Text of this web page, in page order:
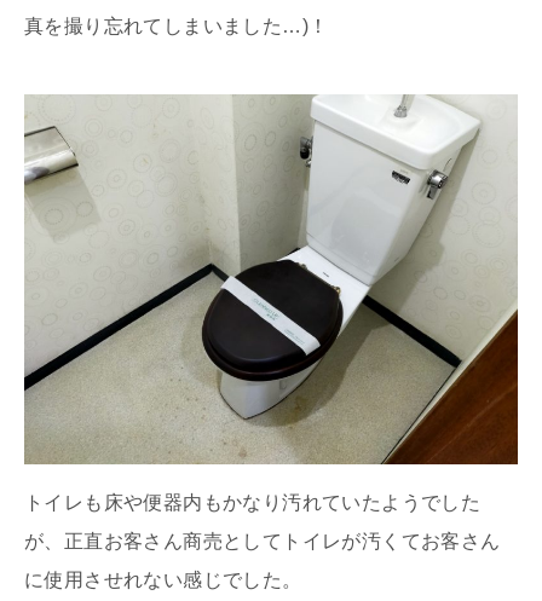
真を撮り忘れてしまいました…)！
トイレも床や便器内もかなり汚れていたようでした
が、正直お客さん商売としてトイレが汚くてお客さん
に使用させれない感じでした。